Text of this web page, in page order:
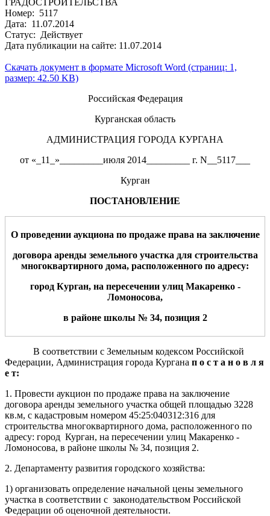
Номер: 5117
Дата: 11.07.2014
Статус: Действует
Дата публикации на сайте: 11.07.2014
Скачать документ в формате Microsoft Word (страниц: 1,
размер: 42.50 KB)
Российская Федерация
Курганская область
АДМИНИСТРАЦИЯ ГОРОДА КУРГАНА
от «_11_»_________июля 2014_________ г. N__5117___
Курган
ПОСТАНОВЛЕНИЕ
Опроведении аукциона по продаже права на заключение
договора аренды земельного участка для строительства
многоквартирного дома, расположенного по адресу:
город Курган, на пересечении улиц Макаренко -
Ломоносова,
в районе школы № 34, позиция 2
В соответствии с Земельным кодексом Российской
Федерации, Администрация города Кургана п о с т а н о в л я
е т:
1. Провести аукцион по продаже права на заключение
договора аренды земельного участка общей площадью 3228
кв.м, с кадастровым номером 45:25:040312:316 для
строительства многоквартирного дома, расположенного по
адресу: город Курган, на пересечении улиц Макаренко -
Ломоносова, в районе школы № 34, позиция 2.
2. Департаменту развития городского хозяйства:
1) организовать определение начальной цены земельного
участка в соответствии с законодательством Российской
Федерации об оценочной деятельности.